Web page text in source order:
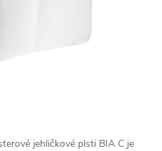
jehličkové plsti BIA C je